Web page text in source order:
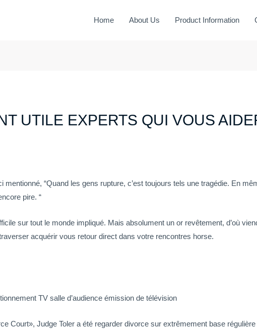
Home About Us Product Information
UTILE EXPERTS QUI VOUS
“Quand les gens rupture, c’est toujours tels une tragédie. En
pire. “
sur tout le monde impliqué. Mais absolument un or revêtement, d’où
acquérir vous retour direct dans votre rencontres horse.
TV salle d’audience émission de télévision
Court», Judge Toler a été regarder divorce sur extrêmement base